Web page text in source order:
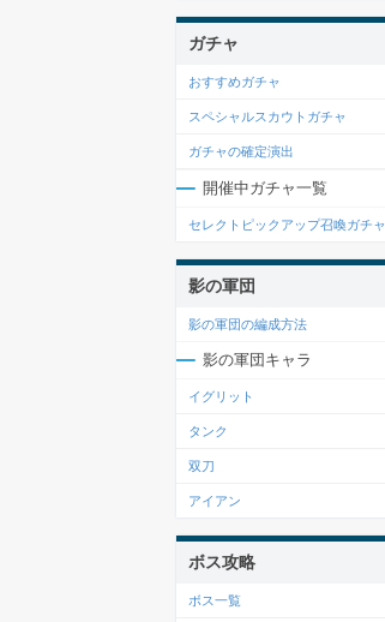
ガチャ
おすすめガチャ
スペシャルスカウトガチャ
ガチャの確定演出
開催中ガチャ一覧
セレクトピックアップ召喚ガチャ
影の軍団
影の軍団の編成方法
影の軍団キャラ
イグリット
タンク
双刀
アイアン
ボス攻略
ボス一覧